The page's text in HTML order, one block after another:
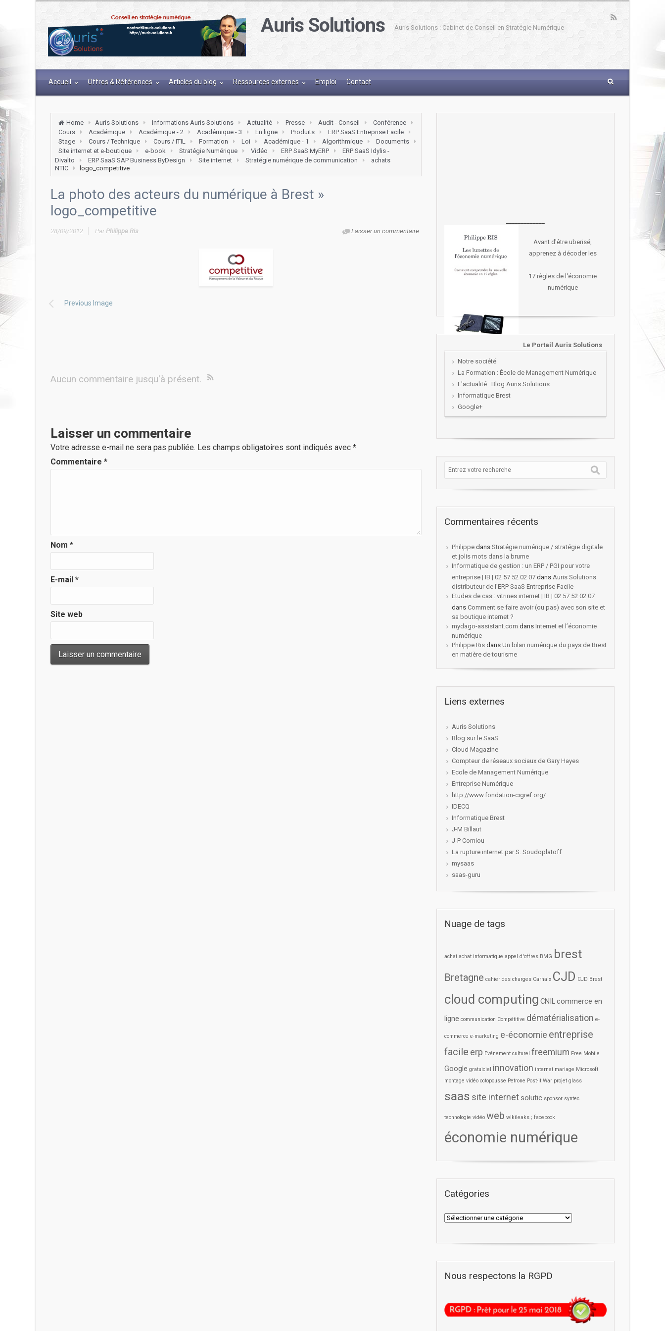
Auris Solutions Auris Solutions : Cabinet de Conseil en Stratégie Numérique
Accueil Offres & Références Articles du blog Ressources externes Emploi Contact
Home Auris Solutions Informations Auris Solutions Actualité Presse Audit - Conseil
Conférence
Cours
Académique Académique - 2 Académique - 3 En ligne Produits
ERP SaaS Entreprise Facile
Stage
Cours / Technique Cours / ITIL Formation Loi Académique - 1 Algorithmique
Documents
Site internet et e-boutique
e-book Stratégie Numérique Vidéo ERP SaaS MyERP
ERP SaaS Idylis -
Divalto
ERP SaaS SAP Business ByDesign Site internet Stratégie numérique de communication
achats
NTIC
logo_competitive
La photo des acteurs du numérique à Brest »
logo_competitive
28/09/2012 Laisser un commentaire
Par Philippe Ris
Previous Image
Aucun commentaire jusqu'à présent.
Laisser un commentaire
Votre adresse e-mail ne sera pas publiée. Les champs obligatoires sont indiqués avec *
Commentaire *
Nom *
E-mail *
Site web
Avant d'être uberisé,
apprenez à décoder les
17 règles de l'économie
numérique
Le Portail Auris Solutions
Notre société
La Formation : École de Management Numérique
L'actualité : Blog Auris Solutions
Informatique Brest
Google+
Commentaires récents
Philippe dans Stratégie numérique / stratégie digitale
et jolis mots dans la brume
Informatique de gestion : un ERP / PGI pour votre
entreprise | IB | 02 57 52 02 07 dans Auris Solutions
distributeur de l’ERP SaaS Entreprise Facile
Etudes de cas : vitrines internet | IB | 02 57 52 02 07
dans Comment se faire avoir (ou pas) avec son site et
sa boutique internet ?
mydago-assistant.com dans Internet et l’économie
numérique
Philippe Ris dans Un bilan numérique du pays de Brest
en matière de tourisme
Liens externes
Auris Solutions
Blog sur le SaaS
Cloud Magazine
Compteur de réseaux sociaux de Gary Hayes
Ecole de Management Numérique
Entreprise Numérique
http://www.fondation-cigref.org/
IDECQ
Informatique Brest
J-M Billaut
J-P Corniou
La rupture internet par S. Soudoplatoff
mysaas
saas-guru
Nuage de tags
achat achat informatique appel d'offres BMG brest
Bretagne cahier des charges Carhaix CJD CJD Brest
cloud computing CNILcommerce en
ligne communication Compétitive dématérialisation e-
commerce e-marketing e-économie entreprise
facile erp Evénement culturel freemium Free Mobile
Google gratuiciel innovation internet mariage Microsoft
montage vidéo octopousse Petrone Post-it War projet glass
saas site internet solutic sponsor syntec
technologie vidéo web wikileaks ; facebook
économie numérique
Catégories
Nous respectons la RGPD